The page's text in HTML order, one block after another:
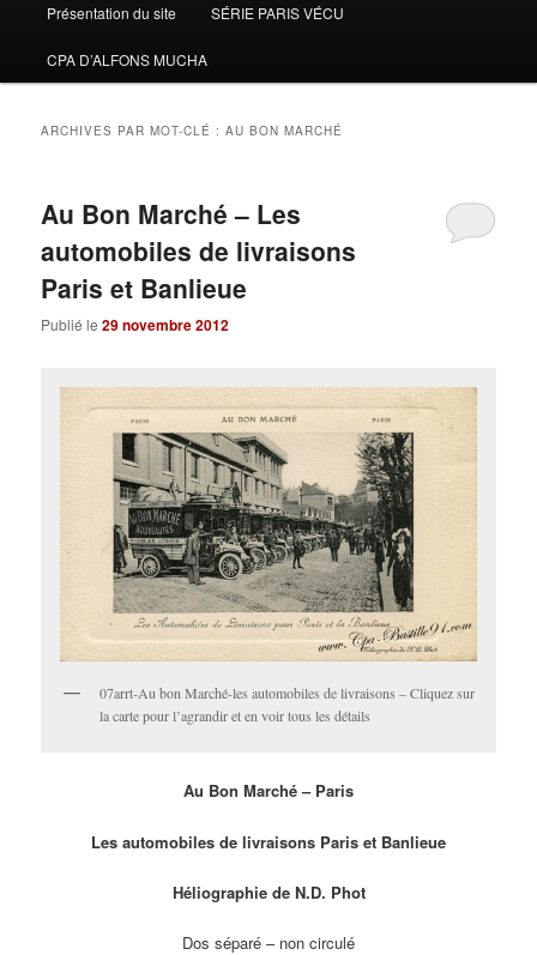
Présentation du site SÉRIE PARIS VÉCU
CPA D’ALFONS MUCHA
ARCHIVES PAR MOT-CLÉ :AU BON MARCHÉ
Au Bon Marché – Les
automobiles de livraisons
Paris et Banlieue
Publié le29 novembre 2012
07arrt-Au bon Marché-les automobiles de livraisons – Cliquez sur
la carte pour l’agrandir et en voir tous les détails
Au Bon Marché – Paris
Les automobiles de livraisons Paris et Banlieue
Héliographie de N.D. Phot
Dos séparé – non circulé